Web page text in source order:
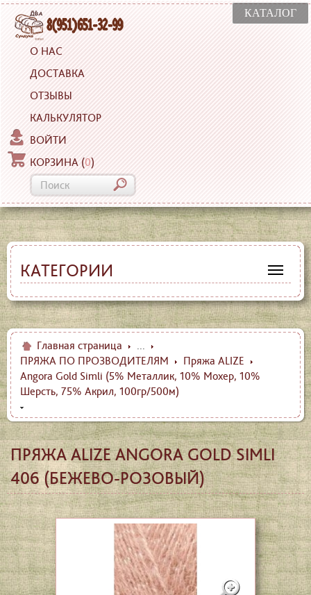
КАТАЛОГ
О НАС
ДОСТАВКА
ОТЗЫВЫ
КАЛЬКУЛЯТОР
ВОЙТИ
КОРЗИНА (0)
КАТЕГОРИИ
Главная страница
...
ПРЯЖА ПО ПРОЗВОДИТЕЛЯМ
Пряжа ALIZE
Angora Gold Simli (5% Металлик, 10% Мохер, 10%
Шерсть, 75% Акрил, 100гр/500м)
ПРЯЖА ALIZE ANGORA GOLD SIMLI
406 (БЕЖЕВО-РОЗОВЫЙ)